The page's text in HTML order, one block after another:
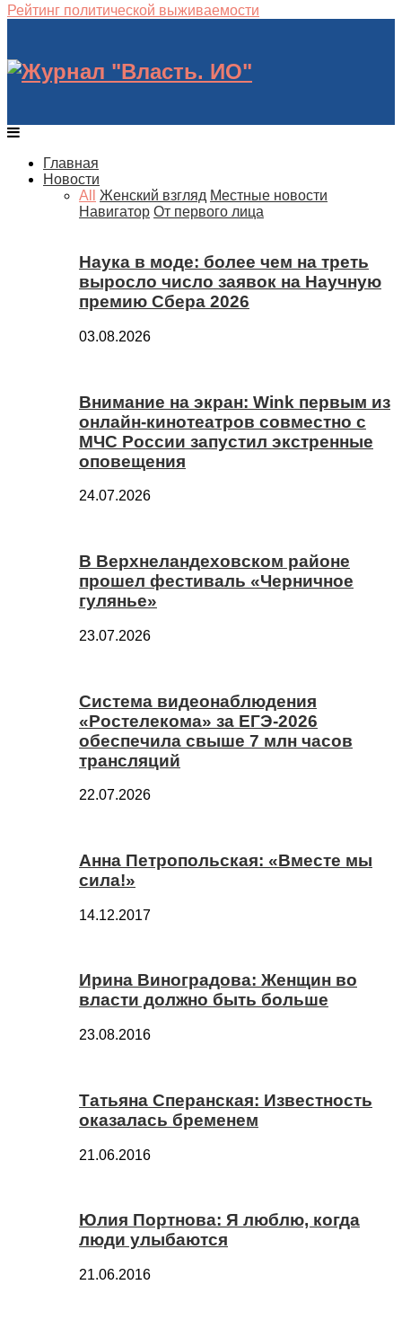
Рейтинг политической выживаемости
Главная
Новости
All
Женский взгляд Местные новости
Навигатор От первого лица
Наука в моде: более чем на треть
выросло число заявок на Научную
премию Сбера 2026
03.08.2026
Внимание на экран: Wink первым из
онлайн-кинотеатров совместно с
МЧС России запустил экстренные
оповещения
24.07.2026
В Верхнеландеховском районе
прошел фестиваль «Черничное
гулянье»
23.07.2026
Система видеонаблюдения
«Ростелекома» за ЕГЭ-2026
обеспечила свыше 7 млн часов
трансляций
22.07.2026
Анна Петропольская: «Вместе мы
сила!»
14.12.2017
Ирина Виноградова: Женщин во
власти должно быть больше
23.08.2016
Татьяна Сперанская: Известность
оказалась бременем
21.06.2016
Юлия Портнова: Я люблю, когда
люди улыбаются
21.06.2016